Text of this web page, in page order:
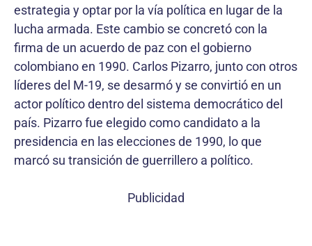
estrategia y optar por la vía política en lugar de la
lucha armada. Este cambio se concretó con la
firma de un acuerdo de paz con el gobierno
colombiano en 1990. Carlos Pizarro, junto con otros
líderes del M-19, se desarmó y se convirtió en un
actor político dentro del sistema democrático del
país. Pizarro fue elegido como candidato a la
presidencia en las elecciones de 1990, lo que
marcó su transición de guerrillero a político.
Publicidad